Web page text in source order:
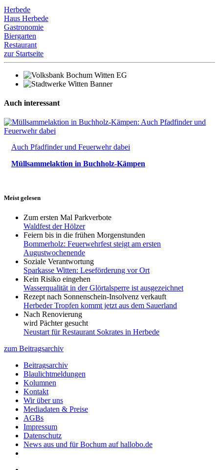
Herbede
Haus Herbede
Gastronomie
Biergarten
Restaurant
zur Startseite
Auch interessant
Auch Pfadfinder und Feuerwehr dabei
Müllsammelaktion in Buchholz-Kämpen
Meist gelesen
Zum ersten Mal Parkverbote
Waldfest der Hölzer
Feiern bis in die frühen Morgenstunden
Bommerholz: Feuerwehrfest steigt am ersten
Augustwochenende
Soziale Verantwortung
Sparkasse Witten: Leseförderung vor Ort
Kein Risiko eingehen
Wasserqualität in der Glörtalsperre ist ausgezeichnet
Rezept nach Sonnenschein-Insolvenz verkauft
Herbeder Tropfen kommt jetzt aus dem Sauerland
Nach Renovierung
wird Pächter gesucht
Neustart für Restaurant Sokrates in Herbede
zum Beitragsarchiv
Beitragsarchiv
Blaulichtmeldungen
Kolumnen
Kontakt
Wir über uns
Mediadaten & Preise
AGBs
Impressum
Datenschutz
News aus und für Bochum auf hallobo.de